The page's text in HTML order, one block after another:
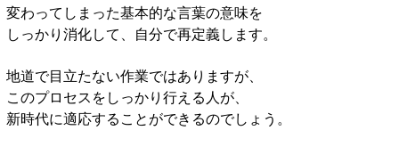
変わってしまった基本的な言葉の意味を
しっかり消化して、自分で再定義します。
地道で目立たない作業ではありますが、
このプロセスをしっかり行える人が、
新時代に適応することができるのでしょう。